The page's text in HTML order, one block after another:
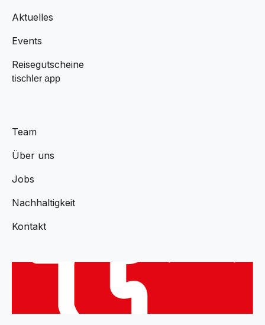
Aktuelles
Events
Reisegutscheine
tischler app
Team
Über uns
Jobs
Nachhaltigkeit
Kontakt